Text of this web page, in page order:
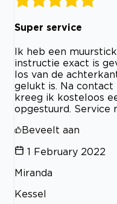
Super service
Ik heb een
instructie exact is
los van de
gelukt is. Na
kreeg ik kosteloos
opgestuurd. Service
Beveelt aan
1 February 2022
Miranda
Kessel